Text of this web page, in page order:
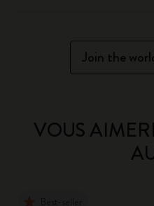
Join the
VOUS